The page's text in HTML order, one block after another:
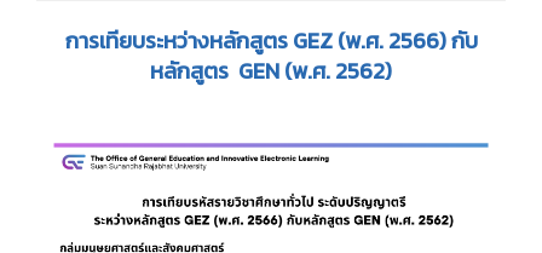
การเทียบระหว่างหลักสูตรGEZ (พ.ศ. 2566)กับ
หลักสูตร GEN (พ.ศ. 2562)